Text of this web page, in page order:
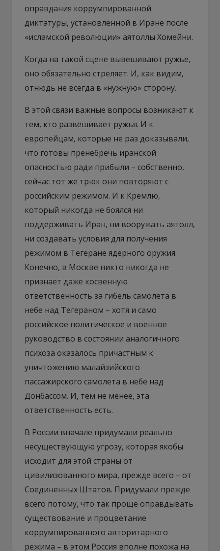
оправдания коррумпированной
диктатуры, установленной в Иране после
«исламской революции» аятоллы Хомейни.
Когда на такой сцене вывешивают ружье,
оно обязательно стреляет. И, как видим,
отнюдь не всегда в «нужную» сторону.
В этой связи важные вопросы возникают к
тем, кто развешивает ружья. И к
европейцам, которые не раз доказывали,
что готовы пренебречь иранской
опасностью ради прибыли – собственно,
сейчас тот же трюк они повторяют с
российским режимом. И к Кремлю,
который никогда не боялся ни
поддерживать Иран, ни вооружать аятолл,
ни создавать условия для получения
режимом в Тегеране ядерного оружия.
Конечно, в Москве никто никогда не
признает даже косвенную
ответственность за гибель самолета в
небе над Тегераном – хотя и само
российское политическое и военное
руководство в состоянии аналогичного
психоза оказалось причастным к
уничтожению малайзийского
пассажирского самолета в небе над
Донбассом. И, тем не менее, эта
ответственность есть.
В России вначале придумали реально
несуществующую угрозу, которая якобы
исходит для этой страны от
цивилизованного мира, прежде всего – от
Соединенных Штатов. Придумали прежде
всего потому, что так проще оправдывать
существование и процветание
коррумпированного авторитарного
режима – в этом Россия вполне похожа на